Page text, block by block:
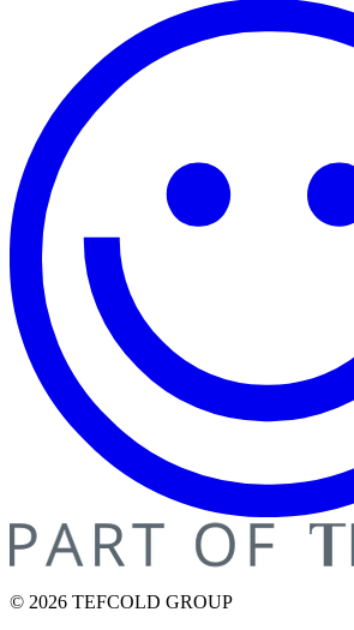
© 2026 TEFCOLD GROUP